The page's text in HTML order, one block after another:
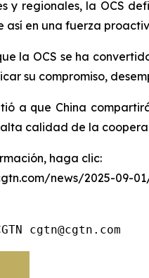
y regionales, la OCS
así en una fuerza
la OCS se ha
su compromiso,
a que China
calidad de la
haga clic:
news/2025-09-
cgtn@cgtn.com